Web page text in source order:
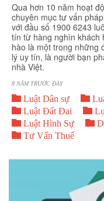
Qua hơn 10 năm hoạt
chuyên mục tư vấn
với đầu số 1900 6243
tín từ hàng nghìn khách
hào là một trong những
lý uy tín, là người bạn
nhà Việt.
8 NĂM TRƯỚC ĐÂY
 Luật Dân sự 
 Luật Đất Đai 
 Luật Hình Sự 
 Tư Vấn Thuế